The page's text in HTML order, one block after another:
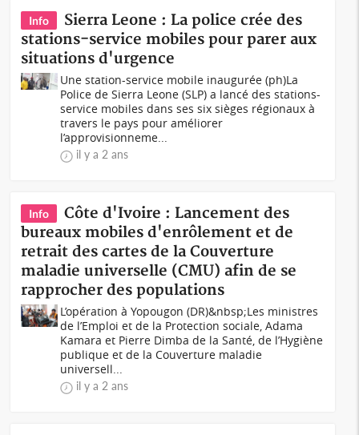
Info
Sierra Leone : La police crée des
stations-service mobiles pour parer aux
situations d'urgence
Une station-service mobile inaugurée (ph)La
Police de Sierra Leone (SLP) a lancé des stations-
service mobiles dans ses six sièges régionaux à
travers le pays pour améliorer
l’approvisionneme...
il y a 2 ans
Info
Côte d'Ivoire : Lancement des
bureaux mobiles d'enrôlement et de
retrait des cartes de la Couverture
maladie universelle (CMU) afin de se
rapprocher des populations
L’opération à Yopougon (DR)&nbsp;Les ministres
de l’Emploi et de la Protection sociale, Adama
Kamara et Pierre Dimba de la Santé, de l’Hygiène
publique et de la Couverture maladie
universell...
il y a 2 ans